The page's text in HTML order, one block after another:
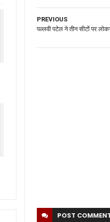
PREVIOUS
पल्लवी पटेल ने तीन सीटों पर
POST